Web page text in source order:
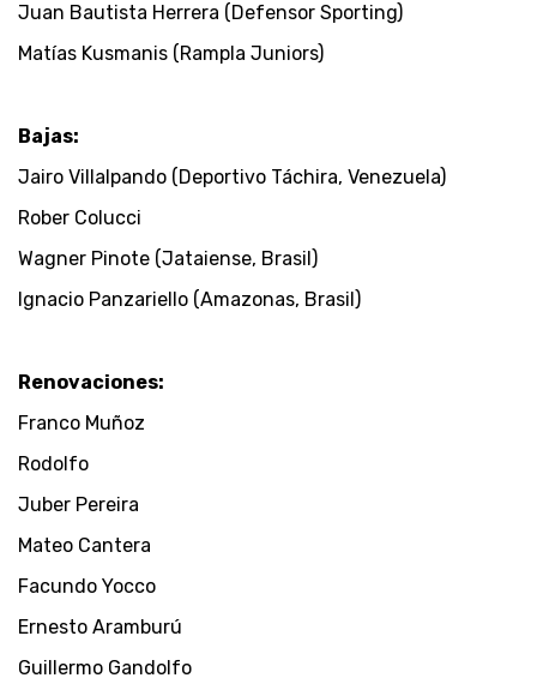
Juan Bautista Herrera (Defensor Sporting)
Matías Kusmanis (Rampla Juniors)
Bajas:
Jairo Villalpando (Deportivo Táchira, Venezuela)
Rober Colucci
Wagner Pinote (Jataiense, Brasil)
Ignacio Panzariello (Amazonas, Brasil)
Renovaciones:
Franco Muñoz
Rodolfo
Juber Pereira
Mateo Cantera
Facundo Yocco
Ernesto Aramburú
Guillermo Gandolfo